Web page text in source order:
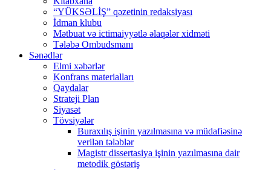
“YÜKSƏLİŞ” qəzetinin redaksiyası
İdman klubu
Mətbuat və ictimaiyyətlə əlaqələr xidməti
Tələbə Ombudsmanı
Sənədlər
Elmi xəbərlər
Konfrans materialları
Qaydalar
Strateji Plan
Siyasət
Tövsiyələr
Buraxılış işinin yazılmasına və müdafiəsinə
verilən tələblər
Magistr dissertasiya işinin yazılmasına dair
metodik göstəriş